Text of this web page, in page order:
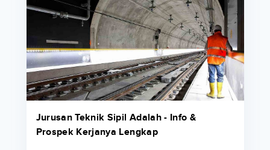
Jurusan Teknik Sipil Adalah - Info &
Prospek Kerjanya Lengkap